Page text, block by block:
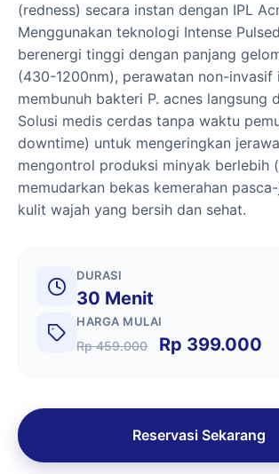
(redness) secara instan dengan IPL
Menggunakan teknologi Intense
berenergi tinggi dengan panjang
(430-1200nm), perawatan non-
membunuh bakteri P. acnes langsung
Solusi medis cerdas tanpa waktu
downtime) untuk mengeringkan
mengontrol produksi minyak berlebih
memudarkan bekas kemerahan
kulit wajah yang bersih dan sehat.
DURASI
30 Menit
HARGA MULAI
Rp 459.000 Rp 399.000
Reservasi Sekarang